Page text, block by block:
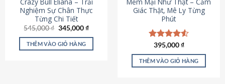
Crazy Bull Eliana – Trải
Nghiệm Sự Chân Thực
Từng Chi Tiết
545,000₫ Giá
là:
545,000 ₫.
345,000₫Giá
tại
THÊM VÀO GIỎ HÀNG
Mềm Mại Như Thật – Cảm
Giác Thật, Mê Ly Từng
Phút
Được xếp
hạng4.53
5 sao
395,000₫
THÊM VÀO GIỎ HÀNG